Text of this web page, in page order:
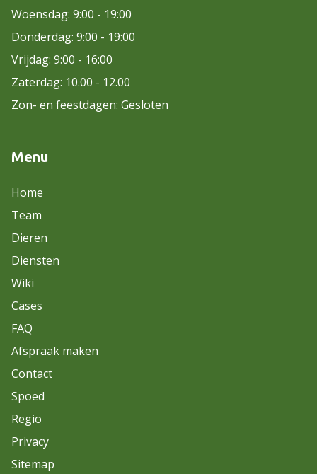
Woensdag: 9:00 - 19:00
Donderdag: 9:00 - 19:00
Vrijdag: 9:00 - 16:00
Zaterdag: 10.00 - 12.00
Zon- en feestdagen: Gesloten
Menu
Home
Team
Dieren
Diensten
Wiki
Cases
FAQ
Afspraak maken
Contact
Spoed
Regio
Privacy
Sitemap